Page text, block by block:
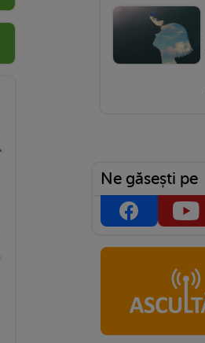
Ne găsești pe